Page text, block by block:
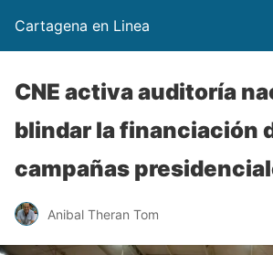
Cartagena en Linea
CNE activa auditoría
blindar la financiación
campañas
Anibal Theran Tom